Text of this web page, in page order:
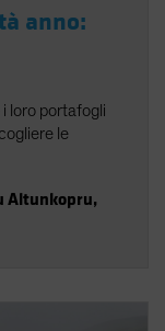
anno:
loro portafogli
le
Altunkopru,